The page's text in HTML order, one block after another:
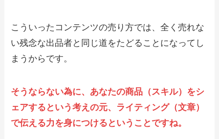
こういったコンテンツの売り方では、全く売れな
い残念な出品者と同じ道をたどることになってし
まうからです。
そうならない為に、あなたの商品（スキル）をシ
ェアするという考えの元、ライティング（文章）
で伝える力を身につけるということですね。